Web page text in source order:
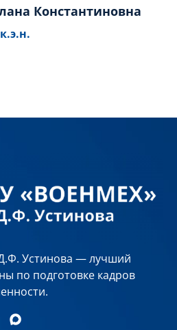
Константиновна
Устинова — лучший
по подготовке кадров